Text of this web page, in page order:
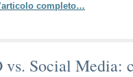
completo…
vs. Social Media: